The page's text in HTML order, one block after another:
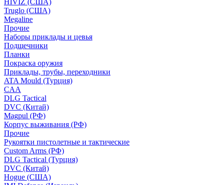
HIVIZ (США)
Truglo (США)
Megaline
Прочие
Наборы приклады и цевья
Подщечники
Планки
Покраска оружия
Приклады, трубы, переходники
ATA Mould (Турция)
CAA
DLG Tactical
DVC (Китай)
Magpul (РФ)
Корпус выживания (РФ)
Прочие
Рукоятки пистолетные и тактические
Custom Arms (РФ)
DLG Tactical (Турция)
DVC (Китай)
Hogue (США)